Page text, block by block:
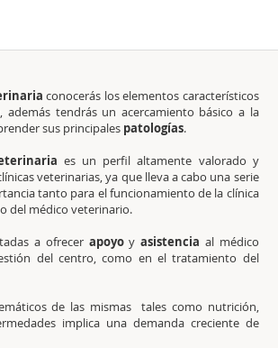
conocerás los elementos característicos
tendrás un acercamiento básico a la
sus principales patologías.
es un perfil altamente valorado y
veterinarias, ya que lleva a cabo una serie
tanto para el funcionamiento de la clínica
del médico veterinario.
a ofrecerapoyoyasistencia al médico
del centro, como en el tratamiento del
de las mismas tales como nutrición,
implica una demanda creciente de